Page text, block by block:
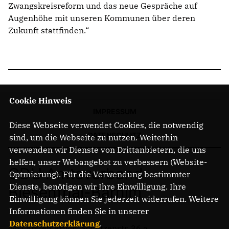
Zwangskreisreform und das neue Gespräche auf
Augenhöhe mit unseren Kommunen über deren
Zukunft stattfinden.“
DATENSCHUTZ
CDU Amtsverband
Biesenthal-Barnim
Cookie Hinweis
Diese Webseite verwendet Cookies, die notwendig
sind, um die Webseite zu nutzen. Weiterhin
verwenden wir Dienste von Drittanbietern, die uns
helfen, unser Webangebot zu verbessern (Website-
Optmierung). Für die Verwendung bestimmter
Dienste, benötigen wir Ihre Einwilligung. Ihre
Einwilligung können Sie jederzeit widerrufen. Weitere
Informationen finden Sie in unserer
Datenschutzerklärung.